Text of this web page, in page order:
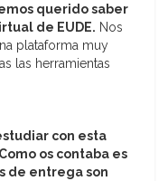
querido saber
de EUDE. Nos
plataforma muy
las herramientas
con esta
os contaba es
de entrega son